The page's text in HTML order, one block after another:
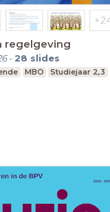
regelgeving
- 28 slides
MBO Studiejaar 2,3